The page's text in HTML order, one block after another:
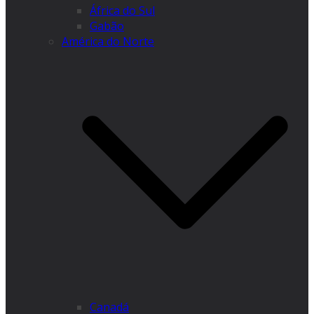
África do Sul
Gabão
América do Norte
Canadá